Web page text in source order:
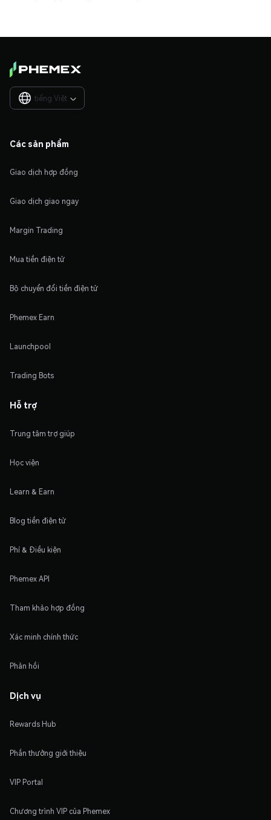
tiếng Việt 
Các sản phẩm
Giao dịch hợp đồng
Giao dịch giao ngay
Margin Trading
Mua tiền điện tử
Bộ chuyển đổi tiền điện tử
Phemex Earn
Launchpool
Trading Bots
Hỗ trợ
Trung tâm trợ giúp
Học viện
Learn & Earn
Blog tiền điện tử
Phí & Điều kiện
Phemex API
Tham khảo hợp đồng
Xác minh chính thức
Phản hồi
Dịch vụ
Rewards Hub
Phần thưởng giới thiệu
VIP Portal
Chương trình VIP của Phemex